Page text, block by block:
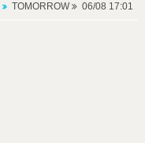
TOMORROW 06/08 17:01